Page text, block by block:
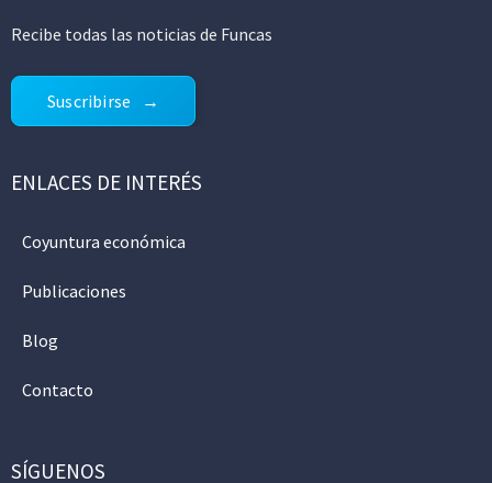
Recibe todas las noticias de Funcas
Suscribirse
ENLACES DE INTERÉS
Coyuntura económica
Publicaciones
Blog
Contacto
SÍGUENOS